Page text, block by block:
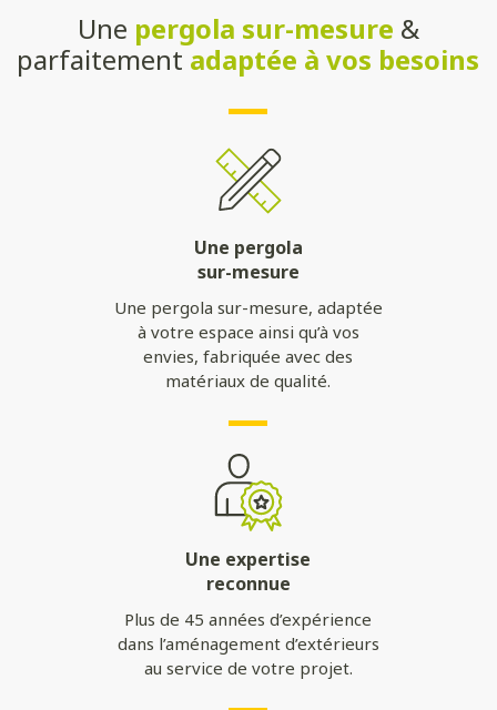
Une pergola sur-mesure &
parfaitement adaptée à vos besoins
Une pergola
sur-mesure
Une pergola sur-mesure, adaptée
à votre espace ainsi qu’à vos
envies, fabriquée avec des
matériaux de qualité.
Une expertise
reconnue
Plus de 45 années d’expérience
dans l’aménagement d’extérieurs
au service de votre projet.